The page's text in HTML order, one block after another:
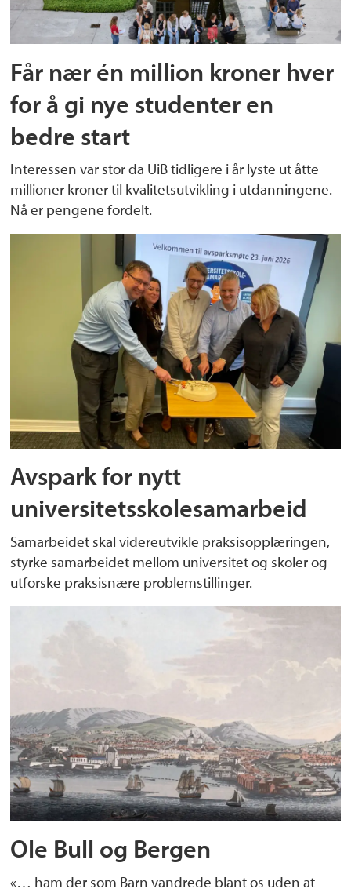
Får nær én million kroner hver
for å gi nye studenter en
bedre start
Interessen var stor da UiB tidligere i år lyste ut åtte
millioner kroner til kvalitetsutvikling i utdanningene.
Nå er pengene fordelt.
Avspark for nytt
universitetsskolesamarbeid
Samarbeidet skal videreutvikle praksisopplæringen,
styrke samarbeidet mellom universitet og skoler og
utforske praksisnære problemstillinger.
Ole Bull og Bergen
«… ham der som Barn vandrede blant os uden at